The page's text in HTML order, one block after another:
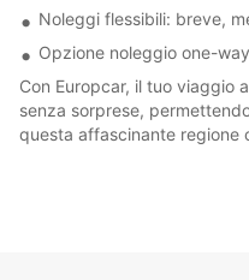
Noleggi flessibili: breve,
Opzione noleggio one-way
Con Europcar, il tuo viaggio
senza sorprese,
questa affascinante regione